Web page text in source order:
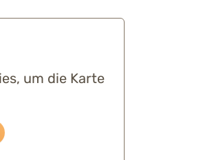
um die Karte